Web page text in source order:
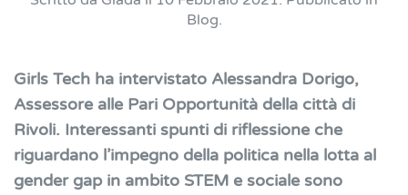
Blog.
Girls Tech ha intervistato Alessandra Dorigo,
Assessore alle Pari Opportunità della città di
Rivoli. Interessanti spunti di riflessione che
riguardano l’impegno della politica nella lotta al
gender gap in ambito STEM e sociale sono